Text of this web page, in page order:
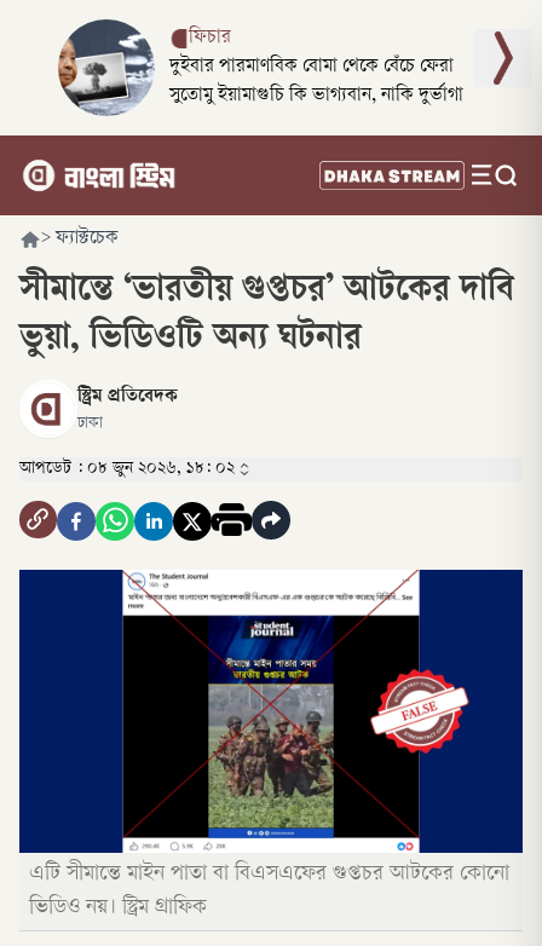
ফিচার
দুইবার পারমাণবিক বোমা থেকে বেঁচে ফেরা
সুতোমু ইয়ামাগুচি কি ভাগ্যবান, নাকি দুর্ভাগা
> ফ্যাক্টচেক
সীমান্তে ‘ভারতীয় গুপ্তচর’ আটকের দাবি
ভুয়া, ভিডিওটি অন্য ঘটনার
স্ট্রিম প্রতিবেদক
ঢাকা
আপডেট : ০৮ জুন ২০২৬, ১৮: ০২
এটি সীমান্তে মাইন পাতা বা বিএসএফের গুপ্তচর আটকের কোনো
ভিডিও নয়। স্ট্রিম গ্রাফিক